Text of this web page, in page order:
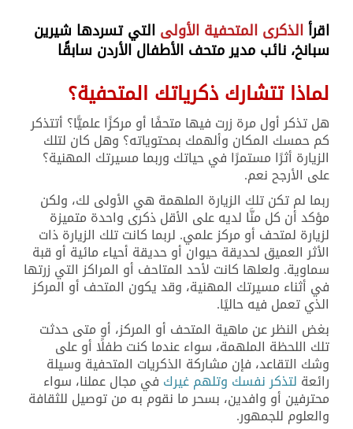
اقرأالذكرى المتحفية الأولىالتي تسردها شيرين
سبانخ، نائب مدير متحف الأطفال الأردن سابقًا
لماذا تتشارك ذكرياتك المتحفية؟
هل تذكر أول مرة زرت فيها متحفًا أو مركزًا علميًّا؟ أتتذكر
كم حمسك المكان وألهمك بمحتوياته؟ وهل كان لتلك
الزيارة أثرًا مستمرًا في حياتك وربما مسيرتك المهنية؟
على الأرجح نعم.
ربما لم تكن تلك الزيارة الملهمة هي الأولى لك، ولكن
مؤكد أن كل منَّا لديه على الأقل ذكرى واحدة متميزة
لزيارة لمتحف أو مركز علمي. لربما كانت تلك الزيارة ذات
الأثر العميق لحديقة حيوان أو حديقة أحياء مائية أو قبة
سماوية. ولعلها كانت لأحد المتاحف أو المراكز التي زرتها
في أثناء مسيرتك المهنية، وقد يكون المتحف أو المركز
الذي تعمل فيه حاليًا.
بغض النظر عن ماهية المتحف أو المركز، أو متى حدثت
تلك اللحظة الملهمة، سواء عندما كنت طفلًا أو على
وشك التقاعد، فإن مشاركة الذكريات المتحفية وسيلة
رائعةلتذكر نفسك وتلهم غيركفي مجال عملنا، سواء
محترفين أو وافدين، بسحر ما نقوم به من توصيل للثقافة
والعلوم للجمهور.